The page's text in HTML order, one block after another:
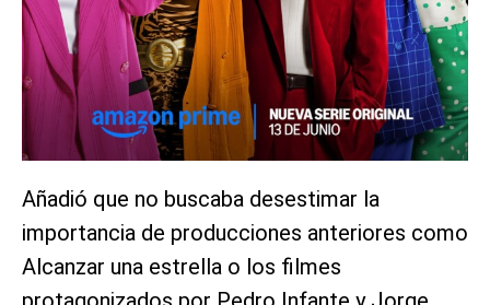
Añadió que no buscaba desestimar la
importancia de producciones anteriores como
Alcanzar una estrella o los filmes